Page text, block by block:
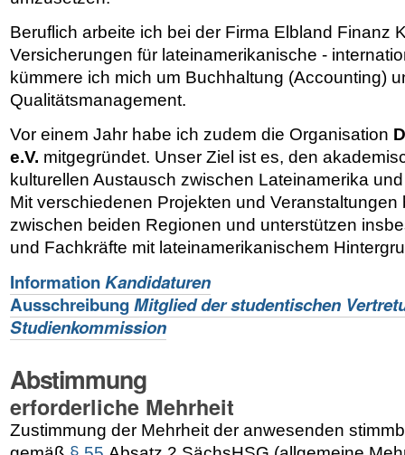
Beruflich arbeite ich bei der Firma Elbland Finanz
Versicherungen für lateinamerikanische -
kümmere ich mich um Buchhaltung (Accounting)
Qualitätsmanagement.
Vor einem Jahr habe ich zudem die Organisation
e.V. mitgegründet. Unser Ziel ist es, den
kulturellen Austausch zwischen Lateinamerika
Mit verschiedenen Projekten und Veranstaltungen
zwischen beiden Regionen und unterstützen
und Fachkräfte mit lateinamerikanischem
InformationKandidaturen
AusschreibungMitglied der studentischen
Studienkommission
Abstimmung
erforderliche Mehrheit
Zustimmung der Mehrheit der anwesenden